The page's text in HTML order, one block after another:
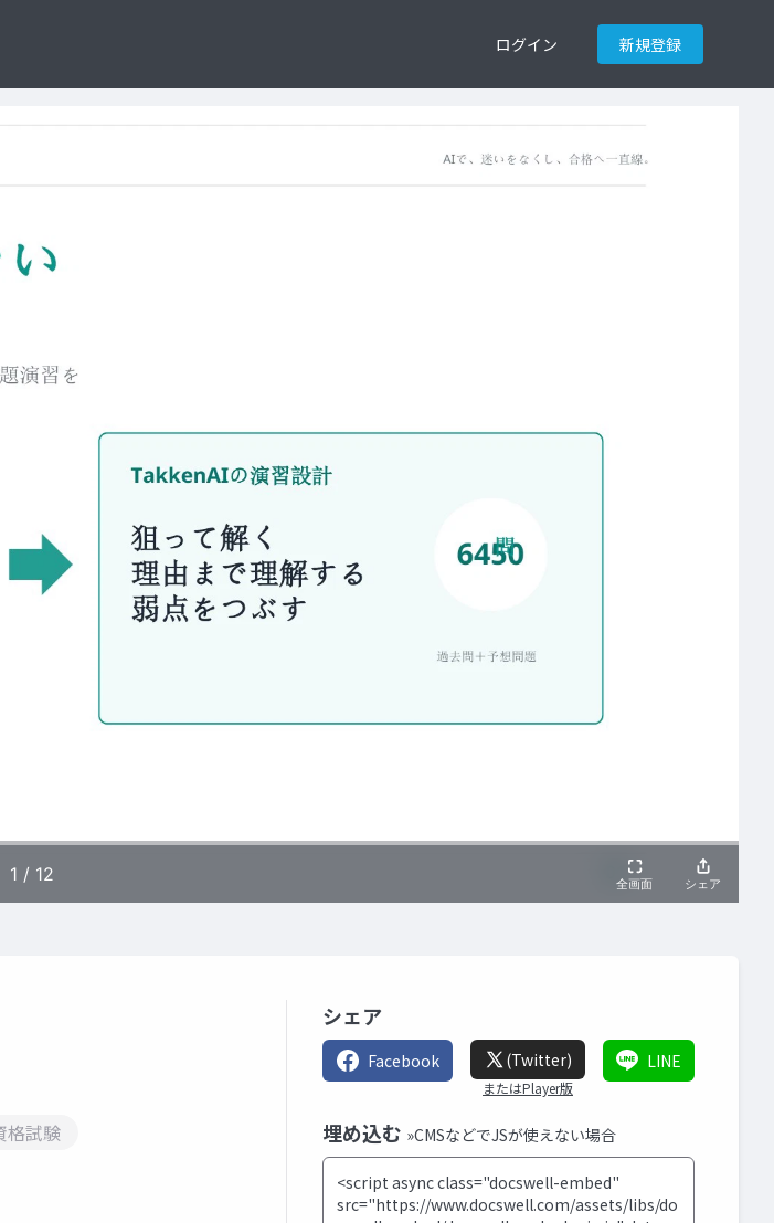
ログイン 新規登録
格試験
シェア
Facebook (Twitter)
またはPlayer版
LINE
埋め込む »CMSなどでJSが使えない場合